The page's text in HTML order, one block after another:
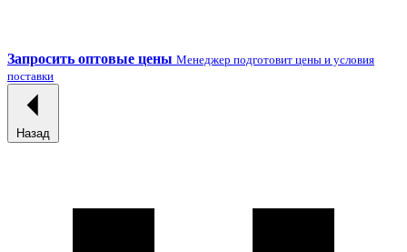
Запросить оптовые цены Менеджер подготовит цены и условия
поставки
Назад